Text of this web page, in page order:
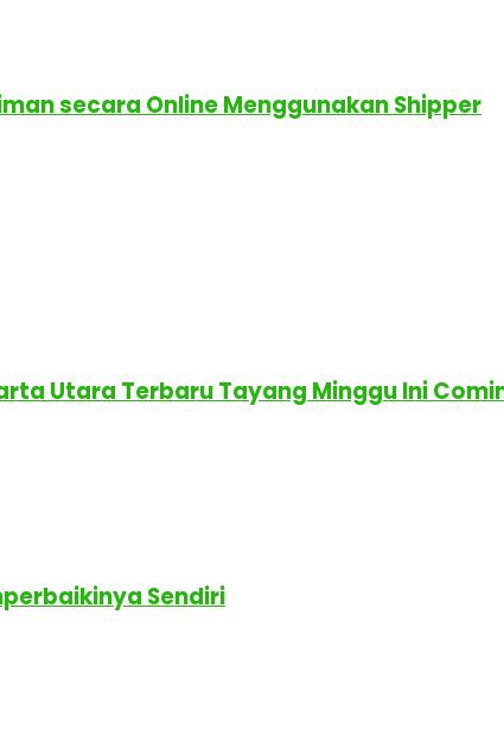
secara Online Menggunakan Shipper
Utara Terbaru Tayang Minggu Ini
Sendiri